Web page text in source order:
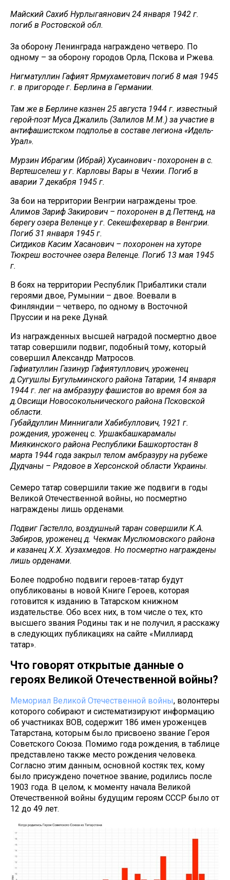
Майский Сахиб Нурлыгаянович 24 января 1942 г.
погиб в Ростовской обл.
За оборону Ленинграда награждено четверо. По
одному – за оборону городов Орла, Пскова и Ржева.
Нигматуллин Гафият Ярмухаметович погиб 8 мая 1945
г. в пригороде г. Берлина в Германии.
Там же в Берлине казнен 25 августа 1944 г. известный
герой-поэт Муса Джалиль (Залилов М.М.) за участие в
антифашистском подполье в составе легиона «Идель-
Урал».
Мурзин Ибрагим (Ибрай) Хусаинович - похоронен в с.
Вертешселеш у г. Карловы Вары в Чехии. Погиб в
аварии 7 декабря 1945 г.
За бои на территории Венгрии награждены трое.
Алимов Зариф Закирович – похоронен в д.Петтенд, на
берегу озера Веленце у г. Секешфехервар в Венгрии.
Погиб 31 января 1945 г.
Ситдиков Касим Хасанович – похоронен на хуторе
Тюкреш восточнее озера Веленце. Погиб 13 мая 1945
г.
В боях на территории Республик Прибалтики стали
героями двое, Румынии – двое. Воевали в
Финляндии – четверо, по одному в Восточной
Пруссии и на реке Дунай.
Из награжденных высшей наградой посмертно двое
татар совершили подвиг, подобный тому, который
совершил Александр Матросов.
Гафиатуллин Газинур Гафиятуллович, уроженец
д.Сугушлы Бугульминского района Татарии, 14 января
1944 г. лег на амбразуру фашистов во время боя за
д.Овсищи Новосокольнического района Псковской
области.
Губайдуллин Миннигали Хабибуллович, 1921 г.
рождения, уроженец с. Уршакбашкарамалы
Миякинского района Республики Башкортостан 8
марта 1944 года закрыл телом амбразуру на рубеже
Дудчаны – Рядовое в Херсонской области Украины.
Семеро татар совершили такие же подвиги в годы
Великой Отечественной войны, но посмертно
награждены лишь орденами.
Подвиг Гастелло, воздушный таран совершили К.А.
Забиров, уроженец д. Чекмак Муслюмовского района
и казанец Х.Х. Хузахмедов. Но посмертно награждены
лишь орденами.
Более подробно подвиги героев-татар будут
опубликованы в новой Книге Героев, которая
готовится к изданию в Татарском книжном
издательстве. Обо всех них, в том числе о тех, кто
высшего звания Родины так и не получил, я расскажу
в следующих публикациях на сайте «Миллиард
татар».
Что говорят открытые данные о
героях Великой Отечественной войны?
Мемориал Великой Отечественной войны, волонтеры
которого собирают и систематизируют информацию
об участниках ВОВ, содержит 186 имен уроженцев
Татарстана, которым было присвоено звание Героя
Советского Союза. Помимо года рождения, в таблице
представлено также место рождения человека.
Согласно этим данным, основной костяк тех, кому
было присуждено почетное звание, родились после
1903 года. В целом, к моменту начала Великой
Отечественной войны будущим героям СССР было от
12 до 49 лет.